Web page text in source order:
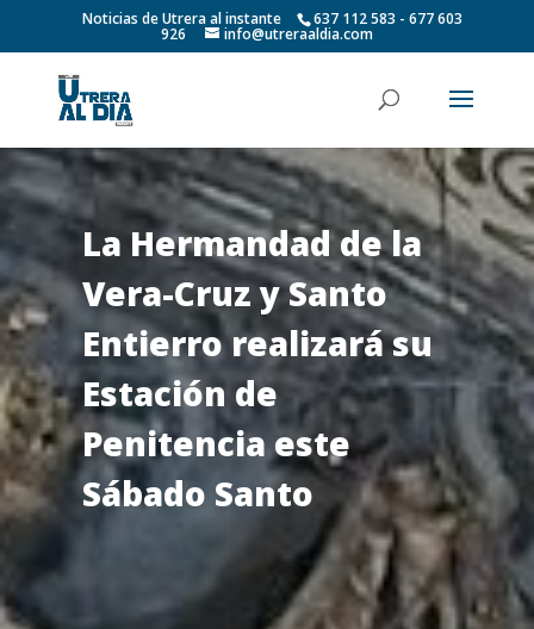
Noticias de Utrera al instante 637 112 583 - 677 603
926 info@utreraaldia.com
La Hermandad de la
Vera-Cruz y Santo
Entierro realizará su
Estación de
Penitencia este
Sábado Santo